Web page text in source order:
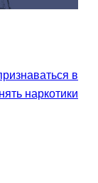
в
наркотики